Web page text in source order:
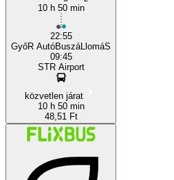
10 h 50 min
22:55
GyőR AutóBuszáLlomáS
09:45
STR Airport
közvetlen járat
10 h 50 min
48,51 Ft